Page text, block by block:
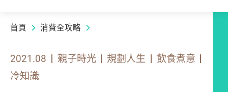
首頁 消費全攻略
2021.08 親子時光 規劃人生
飲食煮意
冷知識